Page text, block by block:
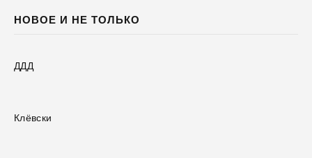
НОВОЕ И НЕ ТОЛЬКО
ДДД
Клёвски